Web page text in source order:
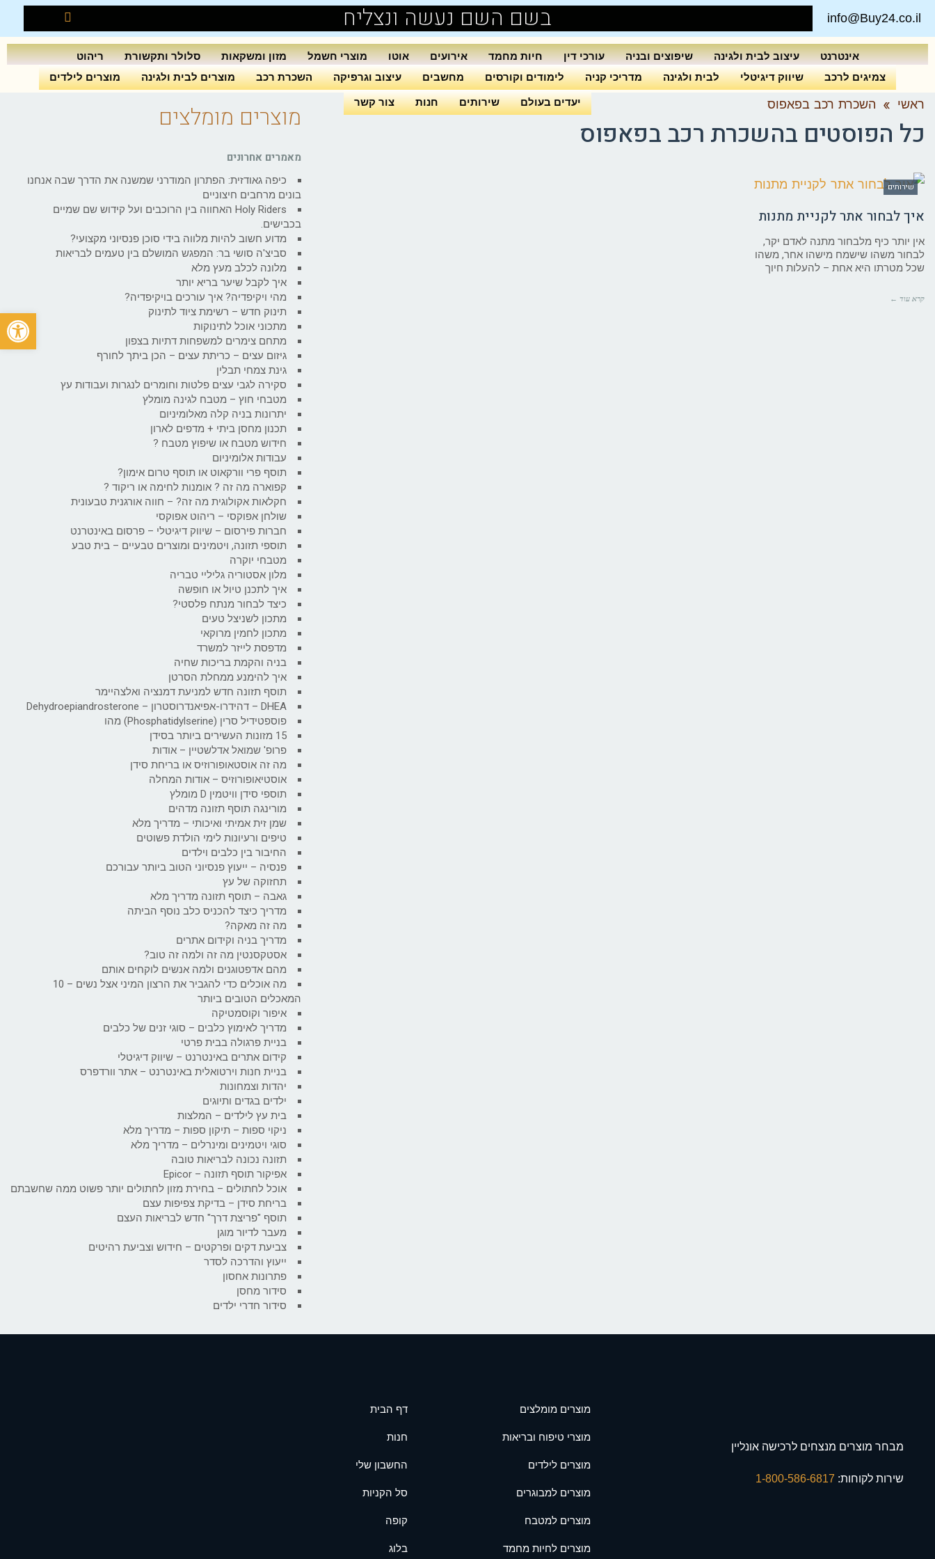
info@Buy24.co.il בשם השם נעשה ונצליח
אינטרנט עיצוב לבית ולגינה שיפוצים ובניה עורכי דין חיות מחמד אירועים אוטו מוצרי חשמל מזון ומשקאות סלולר ותקשורת
ריהוט
צמיגים לרכב
שיווק דיגיטלי לבית ולגינה מדריכי קניה לימודים וקורסים מחשבים עיצוב וגרפיקה השכרת רכב מוצרים לבית ולגינה מוצרים לילדים
יעדים בעולם שירותים חנות צור קשר ראשי » השכרת רכב בפאפוס
כל הפוסטים בהשכרת רכב בפאפוס
שירותים
איך לבחור אתר לקניית מתנות
אין יותר כיף מלבחור מתנה לאדם יקר,
לבחור משהו שישמח מישהו אחר, משהו
שכל מטרתו היא אחת – להעלות חיוך
קרא עוד ←
מוצרים מומלצים
מאמרים אחרונים
כיפה גאודזית: הפתרון המודרני שמשנה את הדרך שבה אנחנו
בונים מרחבים חיצוניים
Holy Riders האחווה בין הרוכבים ועל קידוש שם שמיים
בכבישים.
מדוע חשוב להיות מלווה בידי סוכן פנסיוני מקצועי?
סביצ'ה סושי בר: המפגש המושלם בין טעמים לבריאות
מלונה לכלב מעץ מלא
איך לקבל שיער בריא יותר
מהי ויקיפדיה? איך עורכים בויקיפדיה?
תינוק חדש – רשימת ציוד לתינוק
מתכוני אוכל לתינוקות
מתחם צימרים למשפחות דתיות בצפון
גיזום עצים – כריתת עצים – הכן ביתך לחורף
גינת צמחי תבלין
סקירה לגבי עצים פלטות וחומרים לנגרות ועבודות עץ
מטבחי חוץ – מטבח לגינה מומלץ
יתרונות בניה קלה מאלומיניום
תכנון מחסן ביתי + מדפים לארון
חידוש מטבח או שיפוץ מטבח ?
עבודות אלומיניום
תוסף פרי וורקאוט או תוסף טרום אימון?
קפוארה מה זה ? אומנות לחימה או ריקוד ?
חקלאות אקולוגית מה זה? – חווה אורגנית טבעונית
שולחן אפוקסי – ריהוט אפוקסי
חברות פירסום – שיווק דיגיטלי – פרסום באינטרנט
תוספי תזונה, ויטמינים ומוצרים טבעיים – בית טבע
מטבחי יוקרה
מלון אסטוריה גליליי טבריה
איך לתכנן טיול או חופשה
כיצד לבחור מנתח פלסטי?
מתכון לשניצל טעים
מתכון לחמין מרוקאי
מדפסת לייזר למשרד
בניה והקמת בריכות שחיה
איך להימנע ממחלת הסרטן
תוסף תזונה חדש למניעת דמנציה ואלצהיימר
DHEA – דהידרו-אפיאנדרוסטרון – Dehydroepiandrosterone
פוספטידיל סרין (Phosphatidylserine) מהו
15 מזונות העשירים ביותר בסידן
פרופ' שמואל אדלשטיין – אודות
מה זה אוסטאופורוזיס או בריחת סידן
אוסטיאופורוזיס – אודות המחלה
תוספי סידן וויטמין D מומלץ
מורינגה תוסף תזונה מדהים
שמן זית אמיתי ואיכותי – מדריך מלא
טיפים ורעיונות לימי הולדת פשוטים
החיבור בין כלבים וילדים
פנסיה – ייעוץ פנסיוני הטוב ביותר עבורכם
תחזוקה של עץ
גאבה – תוסף תזונה מדריך מלא
מדריך כיצד להכניס כלב נוסף הביתה
מה זה מאקה?
מדריך בניה וקידום אתרים
אסטקסנטין מה זה ולמה זה טוב?
מהם אדפטוגנים ולמה אנשים לוקחים אותם
מה אוכלים כדי להגביר את הרצון המיני אצל נשים – 10
המאכלים הטובים ביותר
איפור וקוסמטיקה
מדריך לאימוץ כלבים – סוגי זנים של כלבים
בניית פרגולה בבית פרטי
קידום אתרים באינטרנט – שיווק דיגיטלי
בניית חנות וירטואלית באינטרנט – אתר וורדפרס
יהדות וצמחונות
ילדים בגדים ותיוגים
בית עץ לילדים – המלצות
ניקוי ספות – תיקון ספות – מדריך מלא
סוגי ויטמינים ומינרלים – מדריך מלא
תזונה נכונה לבריאות טובה
אפיקור תוסף תזונה – Epicor
אוכל לחתולים – בחירת מזון לחתולים יותר פשוט ממה שחשבתם
בריחת סידן – בדיקת צפיפות עצם
תוסף "פריצת דרך" חדש לבריאות העצם
מעבר לדיור מוגן
צביעת דקים ופרקטים – חידוש וצביעת רהיטים
ייעוץ והדרכה לסדר
פתרונות אחסון
סידור מחסן
סידור חדרי ילדים
מבחר מוצרים מנצחים לרכישה אונליין
שירות לקוחות:
מוצרים מומלצים
מוצרי טיפוח ובריאות
מוצרים לילדים
מוצרים למבוגרים
מוצרים למטבח
מוצרים לחיות מחמד
דף הבית
חנות
החשבון שלי
סל הקניות
קופה
בלוג